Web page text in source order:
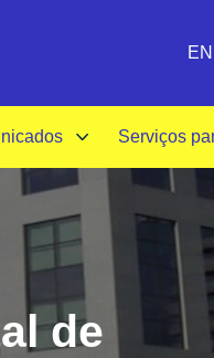
EN
Serviços
de